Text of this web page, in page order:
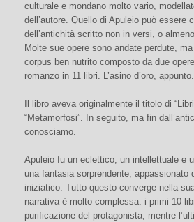
culturale e mondano molto vario,
dell’autore. Quello di Apuleio può essere
dell’antichità scritto non in versi, o
Molte sue opere sono andate perdute,
corpus ben nutrito composto da due
romanzo in 11 libri. L’asino d’oro, appunto.
Il libro aveva originalmente il titolo di
“Metamorfosi”. In seguito, ma fin
conosciamo.
Apuleio fu un eclettico, un intellettuale e
una fantasia sorprendente,
iniziatico. Tutto questo converge nella
narrativa è molto complessa: i primi 10
purificazione del protagonista, mentre